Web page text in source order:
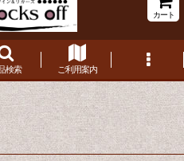
カート
検索 ご利用案内